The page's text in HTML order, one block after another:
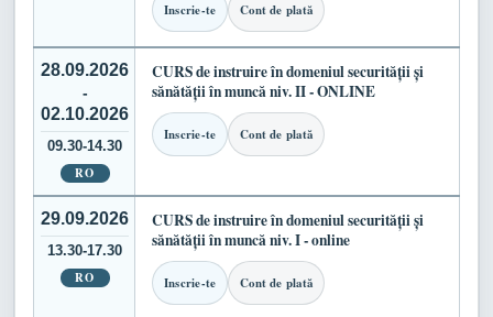
Inscrie-te Cont de plată
28.09.2026
-
02.10.2026
09.30-14.30
RO
CURS de instruire în domeniul securității și
sănătății în muncă niv. II - ONLINE
Inscrie-te Cont de plată
29.09.2026
13.30-17.30
RO
CURS de instruire în domeniul securității și
sănătății în muncă niv. I - online
Inscrie-te Cont de plată